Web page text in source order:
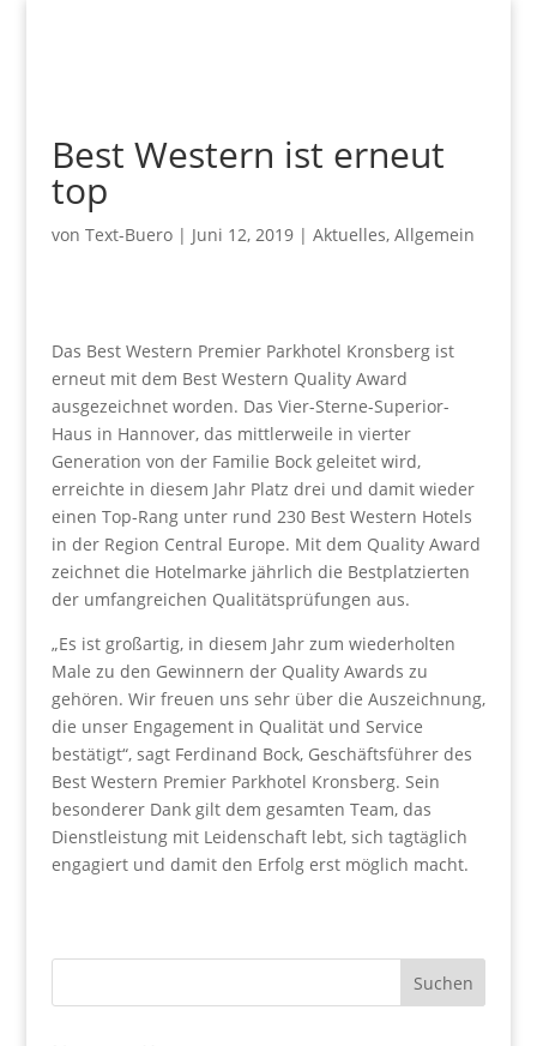
Best Western ist erneut
top
von Text-Buero| Juni 12, 2019| Aktuelles, Allgemein
Das Best Western Premier Parkhotel Kronsberg ist
erneut mit dem Best Western Quality Award
ausgezeichnet worden. Das Vier-Sterne-Superior-
Haus in Hannover, das mittlerweile in vierter
Generation von der Familie Bock geleitet wird,
erreichte in diesem Jahr Platz drei und damit wieder
einen Top-Rang unter rund 230 Best Western Hotels
in der Region Central Europe. Mit dem Quality Award
zeichnet die Hotelmarke jährlich die Bestplatzierten
der umfangreichen Qualitätsprüfungen aus.
„Es ist großartig, in diesem Jahr zum wiederholten
Male zu den Gewinnern der Quality Awards zu
gehören. Wir freuen uns sehr über die Auszeichnung,
die unser Engagement in Qualität und Service
bestätigt“, sagt Ferdinand Bock, Geschäftsführer des
Best Western Premier Parkhotel Kronsberg. Sein
besonderer Dank gilt dem gesamten Team, das
Dienstleistung mit Leidenschaft lebt, sich tagtäglich
engagiert und damit den Erfolg erst möglich macht.